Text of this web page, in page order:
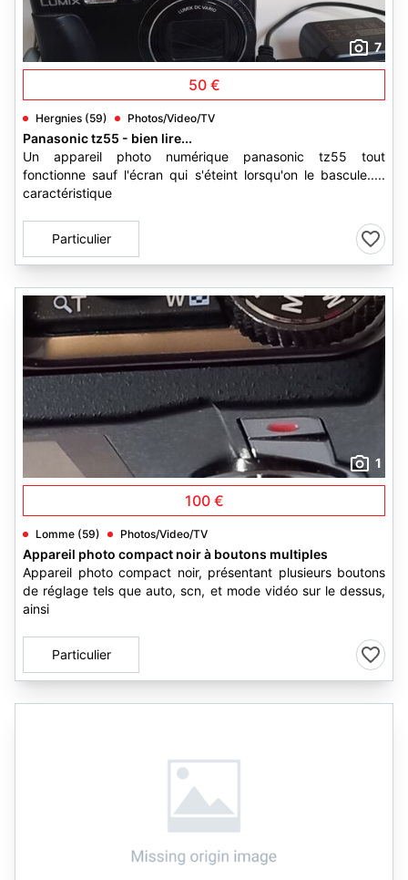
7
50 €
Hergnies (59) Photos/Video/TV
Panasonic tz55 - bien lire...
Un appareil photo numérique panasonic tz55 tout
fonctionne sauf l'écran qui s'éteint lorsqu'on le bascule.....
caractéristique
Particulier
1
100 €
Lomme (59) Photos/Video/TV
Appareil photo compact noir à boutons multiples
Appareil photo compact noir, présentant plusieurs boutons
de réglage tels que auto, scn, et mode vidéo sur le dessus,
ainsi
Particulier